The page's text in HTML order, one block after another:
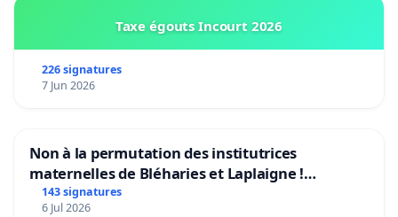
Taxe égouts Incourt 2026
226 signatures
7 Jun 2026
Non à la permutation des institutrices
maternelles de Bléharies et Laplaigne !
Préservons la stabilité de nos enfants.
143 signatures
6 Jul 2026